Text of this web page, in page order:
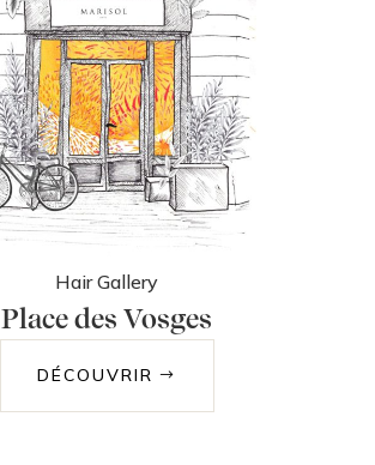
Place des Vosges
Hair Gallery
DÉCOUVRIR